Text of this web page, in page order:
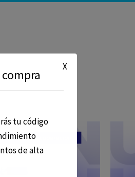
tu código
de alta
X